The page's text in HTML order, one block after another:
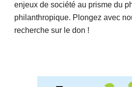
enjeux de société au prisme du
philanthropique. Plongez avec
recherche sur le don !